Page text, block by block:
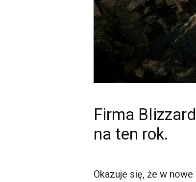
Firma
na ten rok.
Okazuje się, że w